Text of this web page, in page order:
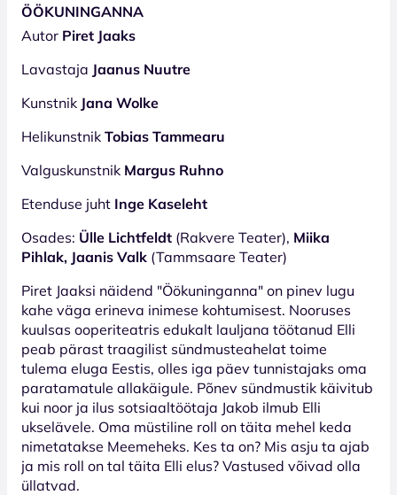
ÖÖKUNINGANNA
Autor Piret Jaaks
Lavastaja Jaanus Nuutre
Kunstnik Jana Wolke
Helikunstnik Tobias Tammearu
Valguskunstnik Margus Ruhno
Etenduse juht Inge Kaseleht
Osades: Ülle Lichtfeldt (Rakvere Teater), Miika
Pihlak, Jaanis Valk (Tammsaare Teater)
Piret Jaaksi näidend "Öökuninganna" on pinev lugu
kahe väga erineva inimese kohtumisest. Nooruses
kuulsas ooperiteatris edukalt lauljana töötanud Elli
peab pärast traagilist sündmusteahelat toime
tulema eluga Eestis, olles iga päev tunnistajaks oma
paratamatule allakäigule. Põnev sündmustik käivitub
kui noor ja ilus sotsiaaltöötaja Jakob ilmub Elli
ukselävele. Oma müstiline roll on täita mehel keda
nimetatakse Meemeheks. Kes ta on? Mis asju ta ajab
ja mis roll on tal täita Elli elus? Vastused võivad olla
üllatvad.